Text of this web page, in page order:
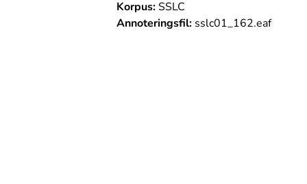
Korpus:SSLC
Annoteringsfil:sslc01_162.eaf